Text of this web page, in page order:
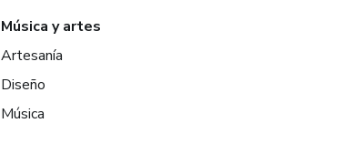
Música y artes
Artesanía
Diseño
Música